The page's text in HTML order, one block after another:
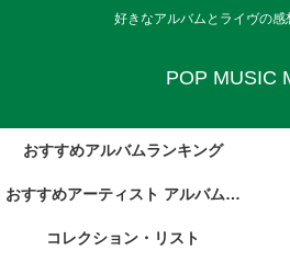
好きなアルバムとライヴの感
POP MUSIC
おすすめアルバムランキング
おすすめアーティスト アルバム・
レビュー集
コレクション・リスト